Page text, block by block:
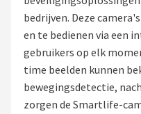
Camera Deurbellen
NAS
Shop
POPULAIRE MERKEN
bedrijven. Deze
en te bedienen via een
gebruikers op elk
time beelden kunnen
bewegingsdetectie,
zorgen de Smartlife-